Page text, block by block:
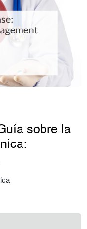
sobre la